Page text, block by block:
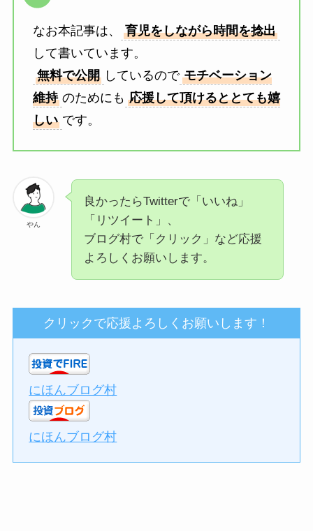
なお本記事は、
育児をしながら時間を捻出
して書いています。
無料で公開 しているので モチベーション
維持 のためにも 応援して頂けるととても嬉
しい です。
やん
良かったらTwitterで「いいね」
「リツイート」、
ブログ村で「クリック」など応援
よろしくお願いします。
クリックで応援よろしくお願いします！
にほんブログ村
にほんブログ村